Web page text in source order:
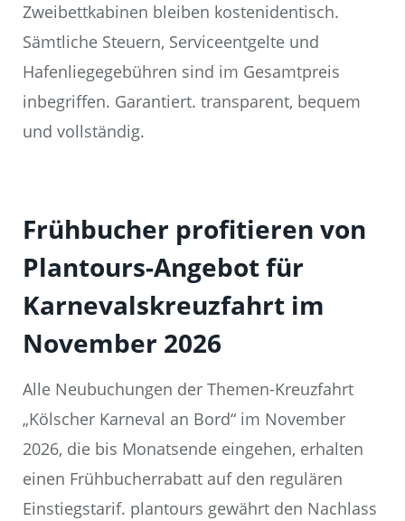
Zweibettkabinen bleiben kostenidentisch.
Sämtliche Steuern, Serviceentgelte und
Hafenliegegebühren sind im Gesamtpreis
inbegriffen. Garantiert. transparent, bequem
und vollständig.
Frühbucher profitieren von
Plantours-Angebot für
Karnevalskreuzfahrt im
November 2026
Alle Neubuchungen der Themen-Kreuzfahrt
„Kölscher Karneval an Bord“ im November
2026, die bis Monatsende eingehen, erhalten
einen Frühbucherrabatt auf den regulären
Einstiegstarif. plantours gewährt den Nachlass